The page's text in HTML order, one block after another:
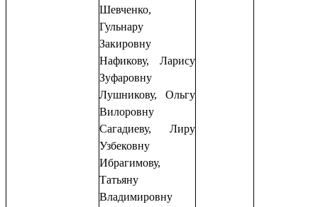
Шевченко,
Гульнару
Закировну
Нафикову, Ларису
Зуфаровну
Лушникову, Ольгу
Вилоровну
Сагадиеву, Лиру
Узбековну
Ибрагимову,
Татьяну
Владимировну